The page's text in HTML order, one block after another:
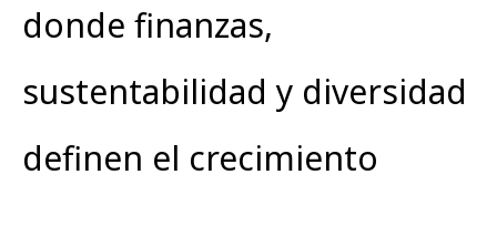
donde finanzas,
sustentabilidad y diversidad
definen el crecimiento